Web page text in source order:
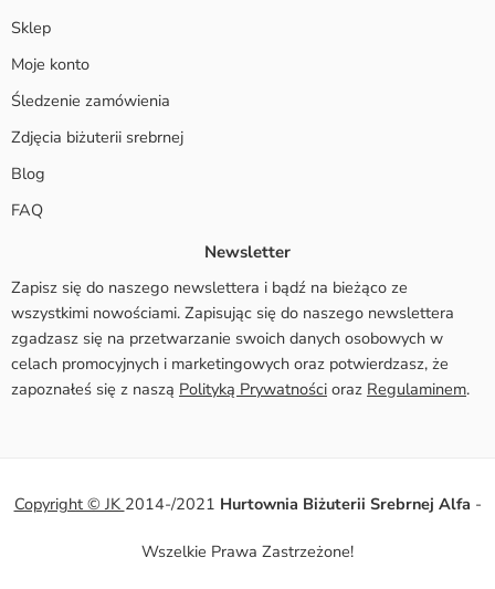
Sklep
Moje konto
Śledzenie zamówienia
Zdjęcia biżuterii srebrnej
Blog
FAQ
Newsletter
Zapisz się do naszego newslettera i bądź na bieżąco ze
wszystkimi nowościami. Zapisując się do naszego newslettera
zgadzasz się na przetwarzanie swoich danych osobowych w
celach promocyjnych i marketingowych oraz potwierdzasz, że
zapoznałeś się z naszą Polityką Prywatności oraz Regulaminem.
Copyright © JK 2014-/2021 Hurtownia Biżuterii Srebrnej Alfa -
Wszelkie Prawa Zastrzeżone!